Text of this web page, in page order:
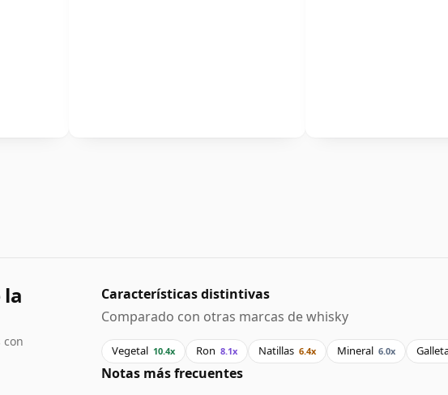
con
Características distintivas
Comparado con otras marcas de whisky
Vegetal 10.4x Ron 8.1x Natillas 6.4x Mineral 6.0x
Notas más frecuentes